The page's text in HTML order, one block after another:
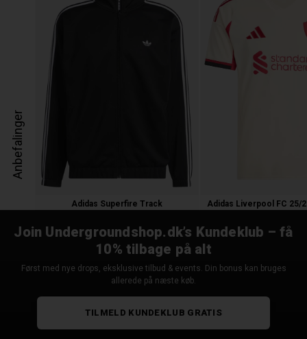
Anbefalinger
Adidas Superfire Track
Join Undergroundshop.dk’s Kundeklub – få
10% tilbage på alt
Først med nye drops, eksklusive tilbud & events. Din bonus kan bruges
allerede på næste køb.
TILMELD KUNDEKLUB GRATIS